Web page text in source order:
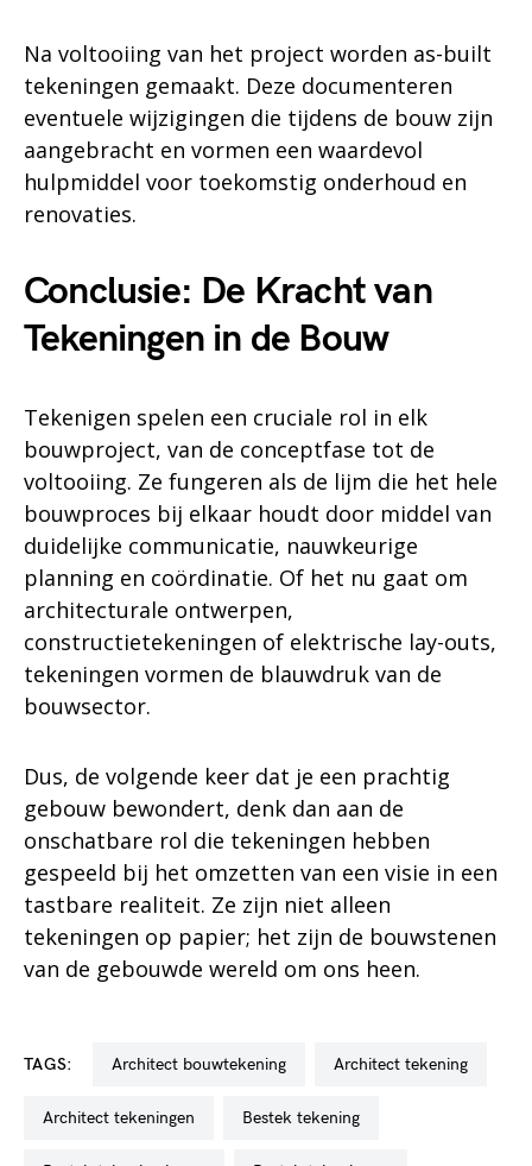
Na voltooiing van het project worden as-built
tekeningen gemaakt. Deze documenteren
eventuele wijzigingen die tijdens de bouw zijn
aangebracht en vormen een waardevol
hulpmiddel voor toekomstig onderhoud en
renovaties.
Conclusie: De Kracht van
Tekeningen in de Bouw
Tekenigen spelen een cruciale rol in elk
bouwproject, van de conceptfase tot de
voltooiing. Ze fungeren als de lijm die het hele
bouwproces bij elkaar houdt door middel van
duidelijke communicatie, nauwkeurige
planning en coördinatie. Of het nu gaat om
architecturale ontwerpen,
constructietekeningen of elektrische lay-outs,
tekeningen vormen de blauwdruk van de
bouwsector.
Dus, de volgende keer dat je een prachtig
gebouw bewondert, denk dan aan de
onschatbare rol die tekeningen hebben
gespeeld bij het omzetten van een visie in een
tastbare realiteit. Ze zijn niet alleen
tekeningen op papier; het zijn de bouwstenen
van de gebouwde wereld om ons heen.
TAGS: architect bouwtekening architect tekening
architect tekeningen bestek tekening